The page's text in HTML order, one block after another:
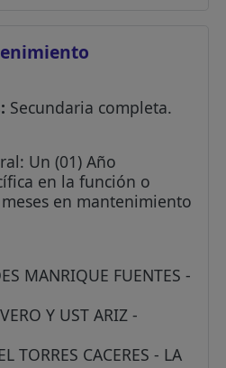
Secundaria completa.
Un (01) Año
en la función o
en mantenimiento
MANRIQUE FUENTES -
Y UST ARIZ -
TORRES CACERES - LA